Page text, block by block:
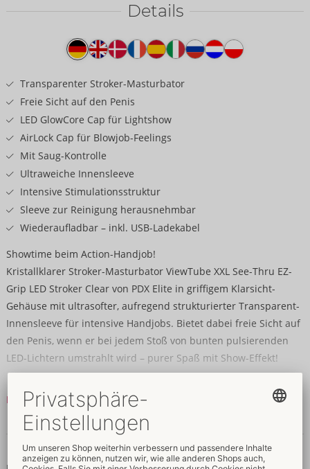
Details
Produkttext
Transparenter Stroker-Masturbator
Freie Sicht auf den Penis
LED GlowCore Cap für Lightshow
AirLock Cap für Blowjob-Feelings
Mit Saug-Kontrolle
Ultraweiche Innensleeve
Intensive Stimulationsstruktur
Sleeve zur Reinigung herausnehmbar
Wiederaufladbar – inkl. USB-Ladekabel
Showtime beim Action-Handjob!
Kristallklarer Stroker-Masturbator ViewTube XXL See-Thru EZ-
Grip LED Stroker Clear von PDX Elite in griffigem Klarsicht-
Gehäuse mit ultrasofter, aufregend strukturierter Transparent-
Innensleeve für intensive Handjobs. Bietet dabei freie Sicht auf
den Penis, wenn er bei jedem Stoß von bunten pulsierenden
LED-Lichtern umstrahlt wird – purer Spaß mit Show-Effekt!
Statt der LED GlowCore Cap mit Druckablassventil für den
perfekten Vakuum-Kick kann auch die wasserdichte AirLock Cap
aufgesetzt werden – für intensive Sauggefühle wie beim besten
Blowjob. Die LED GlowCore Cap ist wiederaufladbar, USB-
Ladekabel liegt bei.
Mehr lesen
Daten & Eigenschaften